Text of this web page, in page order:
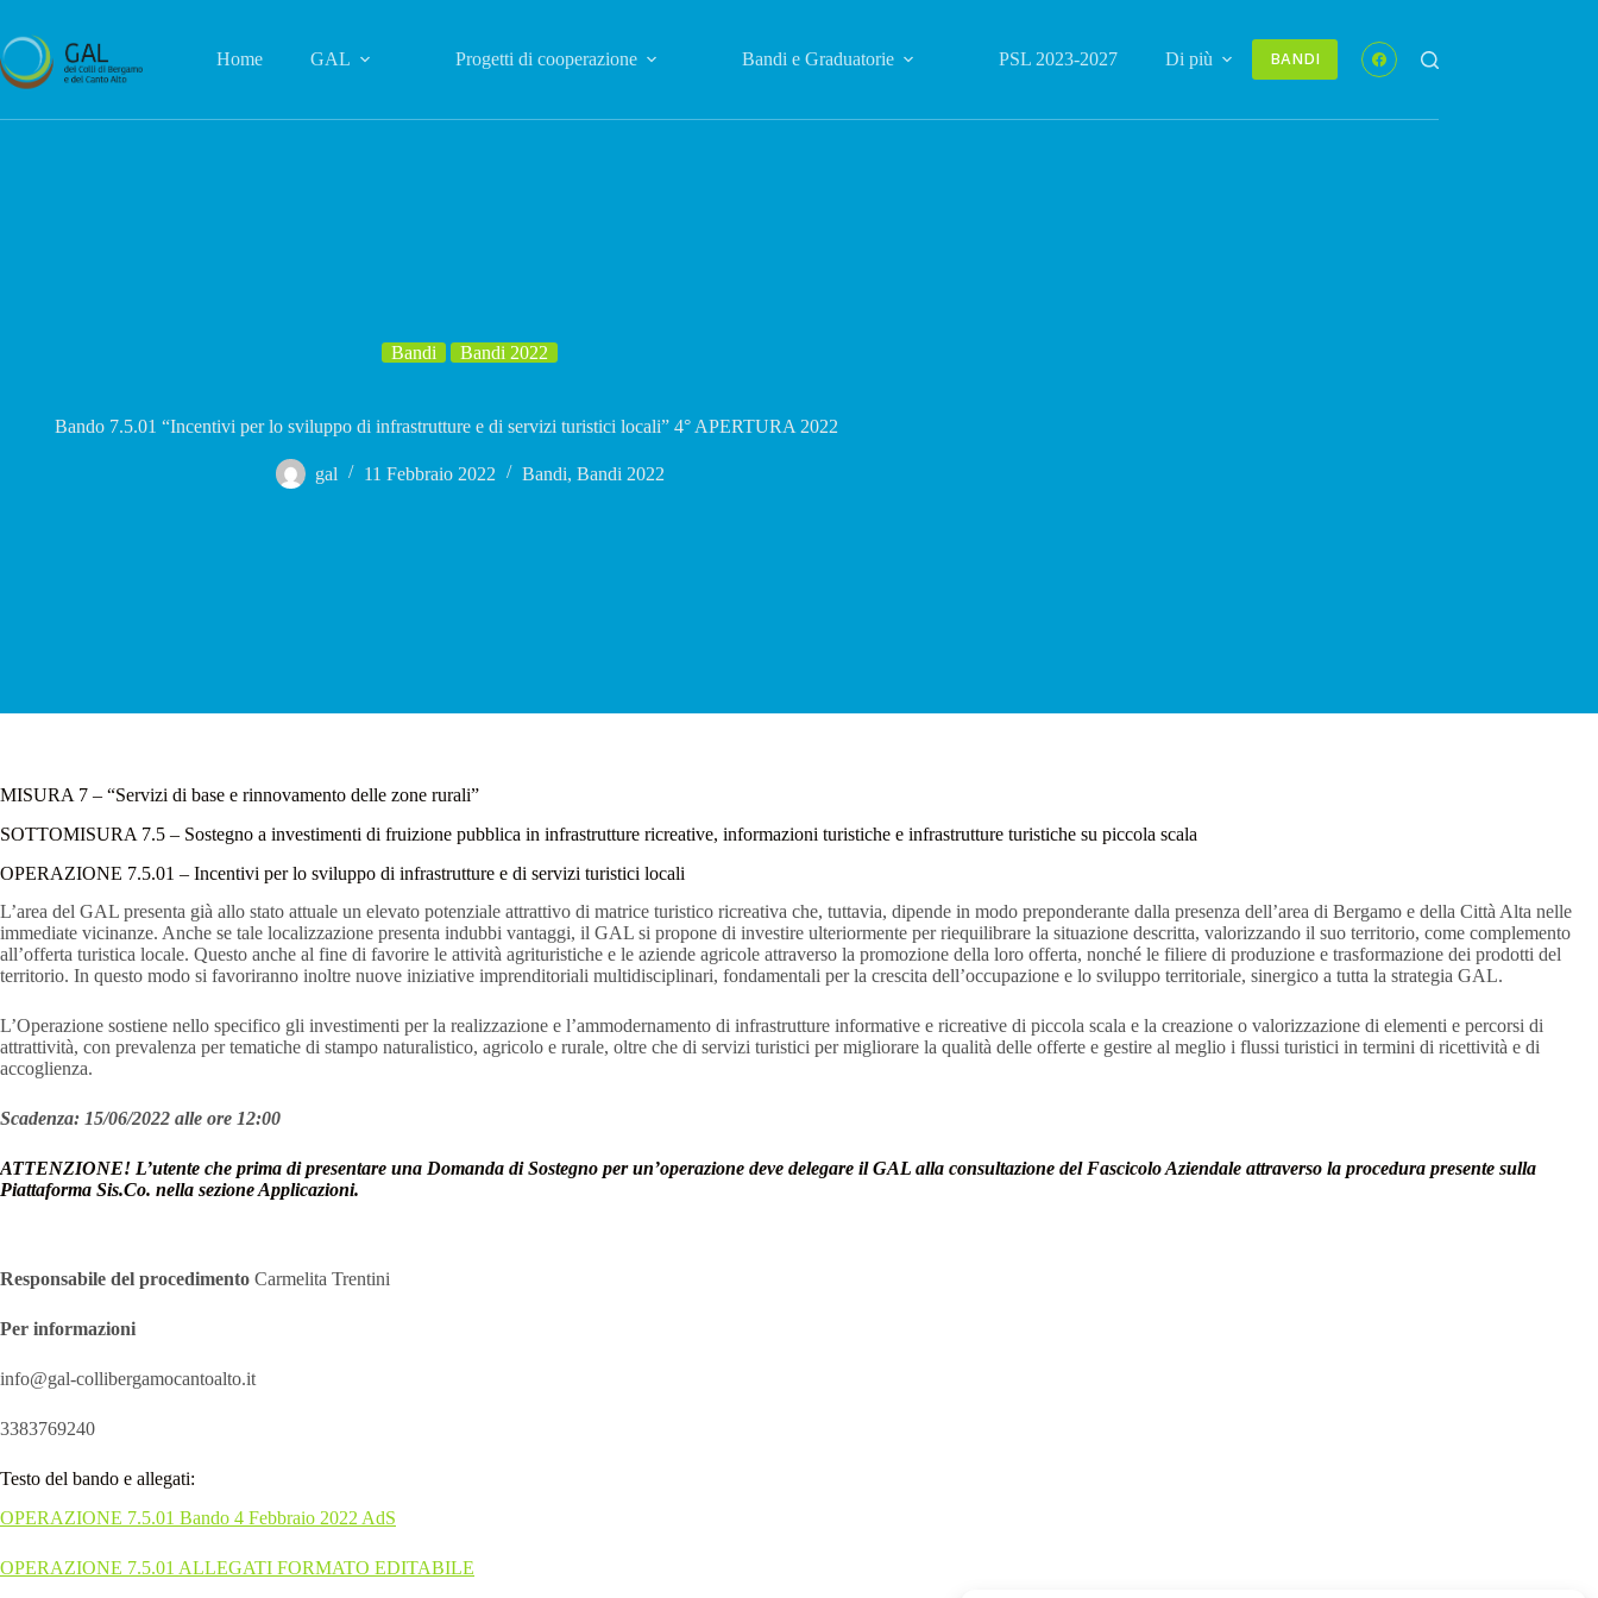
contenuto
Home GAL Progetti di cooperazione Bandi e Graduatorie PSL 2023-2027 Di più BANDI
Bandi Bandi 2022
Bando 7.5.01 “Incentivi per lo sviluppo di infrastrutture e di servizi turistici locali” 4° APERTURA 2022
gal 11 Febbraio 2022 Bandi, Bandi 2022
MISURA 7 – “Servizi di base e rinnovamento delle zone rurali”
SOTTOMISURA 7.5 – Sostegno a investimenti di fruizione pubblica in infrastrutture ricreative, informazioni turistiche e infrastrutture turistiche su piccola scala
OPERAZIONE 7.5.01 – Incentivi per lo sviluppo di infrastrutture e di servizi turistici locali
L’area del GAL presenta già allo stato attuale un elevato potenziale attrattivo di matrice turistico ricreativa che, tuttavia, dipende in modo preponderante dalla presenza dell’area di Bergamo e della Città Alta nelle
immediate vicinanze. Anche se tale localizzazione presenta indubbi vantaggi, il GAL si propone di investire ulteriormente per riequilibrare la situazione descritta, valorizzando il suo territorio, come complemento
all’offerta turistica locale. Questo anche al fine di favorire le attività agrituristiche e le aziende agricole attraverso la promozione della loro offerta, nonché le filiere di produzione e trasformazione dei prodotti del
territorio. In questo modo si favoriranno inoltre nuove iniziative imprenditoriali multidisciplinari, fondamentali per la crescita dell’occupazione e lo sviluppo territoriale, sinergico a tutta la strategia GAL.
L’Operazione sostiene nello specifico gli investimenti per la realizzazione e l’ammodernamento di infrastrutture informative e ricreative di piccola scala e la creazione o valorizzazione di elementi e percorsi di
attrattività, con prevalenza per tematiche di stampo naturalistico, agricolo e rurale, oltre che di servizi turistici per migliorare la qualità delle offerte e gestire al meglio i flussi turistici in termini di ricettività e di
accoglienza.
Scadenza: 15/06/2022 alle ore 12:00
ATTENZIONE! L’utente che prima di presentare una Domanda di Sostegno per un’operazione deve delegare il GAL alla consultazione del Fascicolo Aziendale attraverso la procedura presente sulla
Piattaforma Sis.Co. nella sezione Applicazioni.
Responsabile del procedimento Carmelita Trentini
Per informazioni
info@gal-collibergamocantoalto.it
3383769240
Testo del bando e allegati:
OPERAZIONE 7.5.01 Bando 4 Febbraio 2022 AdS
OPERAZIONE 7.5.01 ALLEGATI FORMATO EDITABILE